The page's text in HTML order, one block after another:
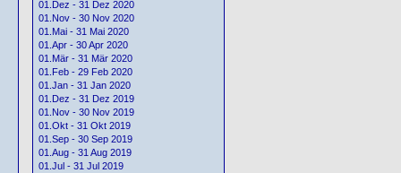
01.Dez - 31 Dez 2020
01.Nov - 30 Nov 2020
01.Mai - 31 Mai 2020
01.Apr - 30 Apr 2020
01.Mär - 31 Mär 2020
01.Feb - 29 Feb 2020
01.Jan - 31 Jan 2020
01.Dez - 31 Dez 2019
01.Nov - 30 Nov 2019
01.Okt - 31 Okt 2019
01.Sep - 30 Sep 2019
01.Aug - 31 Aug 2019
01.Jul - 31 Jul 2019